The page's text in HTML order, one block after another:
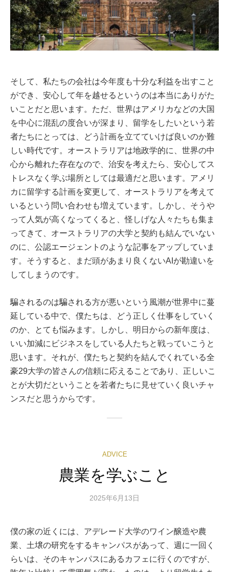
そして、私たちの会社は今年度も十分な利益を出すこと
ができ、安心して年を越せるというのは本当にありがた
いことだと思います。ただ、世界はアメリカなどの大国
を中心に混乱の度合いが深まり、留学をしたいという若
者たちにとっては、どう計画を立てていけば良いのか難
しい時代です。オーストラリアは地政学的に、世界の中
心から離れた存在なので、治安を考えたら、安心してス
トレスなく学ぶ場所としては最適だと思います。アメリ
カに留学する計画を変更して、オーストラリアを考えて
いるという問い合わせも増えています。しかし、そうや
って人気が高くなってくると、怪しげな人々たちも集ま
ってきて、オーストラリアの大学と契約も結んでいない
のに、公認エージェントのような記事をアップしていま
す。そうすると、まだ頭があまり良くないAIが勘違いを
してしまうのです。
騙されるのは騙される方が悪いという風潮が世界中に蔓
延している中で、僕たちは、どう正しく仕事をしていく
のか、とても悩みます。しかし、明日からの新年度は、
いい加減にビジネスをしている人たちと戦っていこうと
思います。それが、僕たちと契約を結んでくれている全
豪29大学の皆さんの信頼に応えることであり、正しいこ
とが大切だということを若者たちに見せていく良いチャ
ンスだと思うからです。
ADVICE
農業を学ぶこと
2025年6月13日
僕の家の近くには、アデレード大学のワイン醸造や農
業、土壌の研究をするキャンパスがあって、週に一回く
らいは、そのキャンパスにあるカフェに行くのですが、